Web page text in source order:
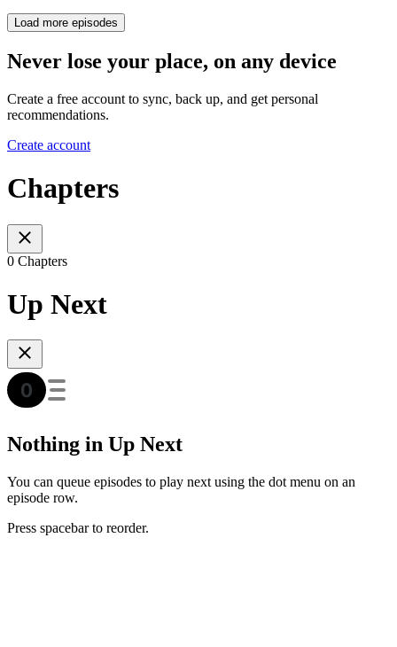
Load more episodes
Never lose your place, on any device
Create a free account to sync, back up, and get personal
recommendations.
Create account
Chapters
0 Chapters
Up Next
Nothing in Up Next
You can queue episodes to play next using the dot menu on an
episode row.
Press spacebar to reorder.